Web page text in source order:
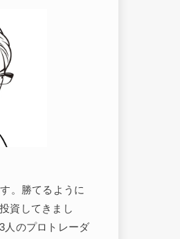
。勝てるように
資してきまし
人のプロトレーダ